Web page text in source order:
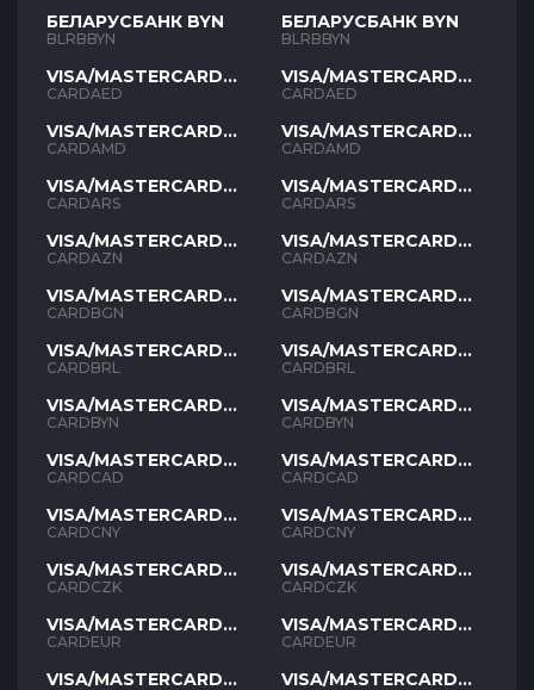
БЕЛАРУСБАНК BYN
BLRBBYN
VISA/MASTERCARD
AED
CARDAED
VISA/MASTERCARD
AMD
CARDAMD
VISA/MASTERCARD
ARS
CARDARS
VISA/MASTERCARD
AZN
CARDAZN
VISA/MASTERCARD
BGN
CARDBGN
VISA/MASTERCARD
BRL
CARDBRL
VISA/MASTERCARD
BYN
CARDBYN
VISA/MASTERCARD
CAD
CARDCAD
VISA/MASTERCARD
CNY
CARDCNY
VISA/MASTERCARD
CZK
CARDCZK
VISA/MASTERCARD
EUR
CARDEUR
VISA/MASTERCARD
БЕЛАРУСБАНК BYN
BLRBBYN
VISA/MASTERCARD
AED
CARDAED
VISA/MASTERCARD
AMD
CARDAMD
VISA/MASTERCARD
ARS
CARDARS
VISA/MASTERCARD
AZN
CARDAZN
VISA/MASTERCARD
BGN
CARDBGN
VISA/MASTERCARD
BRL
CARDBRL
VISA/MASTERCARD
BYN
CARDBYN
VISA/MASTERCARD
CAD
CARDCAD
VISA/MASTERCARD
CNY
CARDCNY
VISA/MASTERCARD
CZK
CARDCZK
VISA/MASTERCARD
EUR
CARDEUR
VISA/MASTERCARD